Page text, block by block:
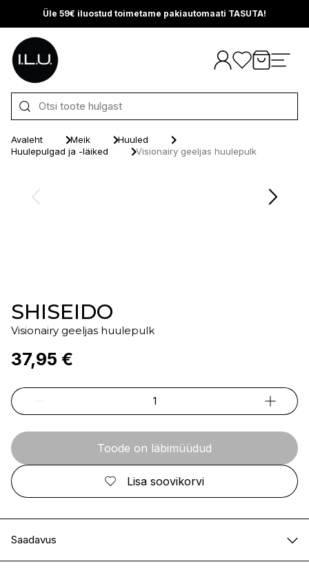
Üle 59€ iluostud toimetame pakiautomaati TASUTA!
Otse sisu juurde
Avaleht Meik
Huuled
Huulepulgad ja -läiked
Visionairy geeljas huulepulk
SHISEIDO
Visionairy geeljas huulepulk
37,95 €
Toode on läbimüüdud
Lisa soovikorvi
Saadavus